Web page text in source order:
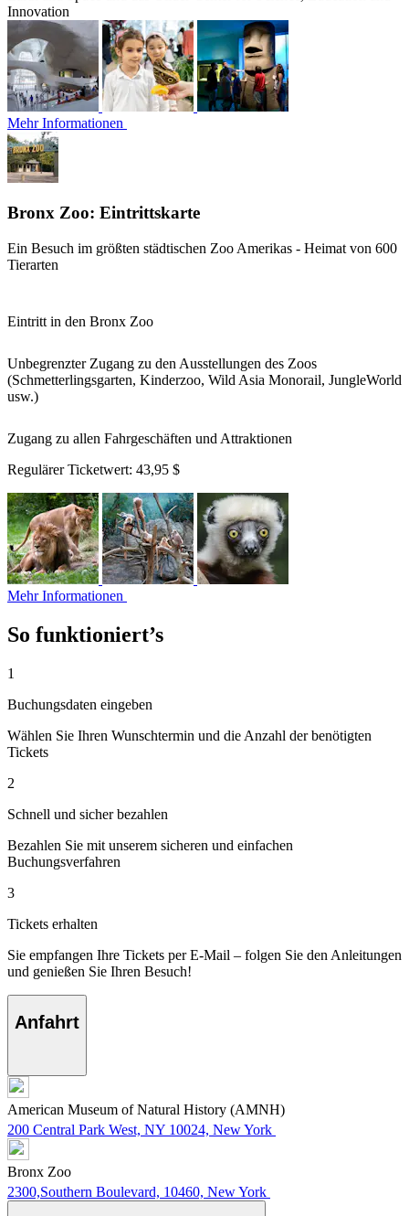
Innovation
Mehr Informationen
Bronx Zoo: Eintrittskarte
Ein Besuch im größten städtischen Zoo Amerikas - Heimat von 600
Tierarten
Eintritt in den Bronx Zoo
Unbegrenzter Zugang zu den Ausstellungen des Zoos
(Schmetterlingsgarten, Kinderzoo, Wild Asia Monorail, JungleWorld
usw.)
Zugang zu allen Fahrgeschäften und Attraktionen
Regulärer Ticketwert: 43,95 $
Mehr Informationen
So funktioniert’s
1
Buchungsdaten eingeben
Wählen Sie Ihren Wunschtermin und die Anzahl der benötigten
Tickets
2
Schnell und sicher bezahlen
Bezahlen Sie mit unserem sicheren und einfachen
Buchungsverfahren
3
Tickets erhalten
Sie empfangen Ihre Tickets per E-Mail – folgen Sie den Anleitungen
und genießen Sie Ihren Besuch!
Anfahrt
American Museum of Natural History (AMNH)
200 Central Park West, NY 10024, New York
Bronx Zoo
2300,Southern Boulevard, 10460, New York